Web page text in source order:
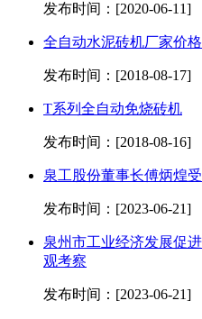
发布时间：[2020-06-11]
全自动水泥砖机厂家价
发布时间：[2018-08-17]
T系列全自动免烧砖机
发布时间：[2018-08-16]
泉工股份董事长傅炳煌
发布时间：[2023-06-21]
泉州市工业经济发展促
观考察
发布时间：[2023-06-21]